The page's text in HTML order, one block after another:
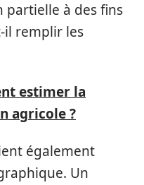
à des fins
il remplir les
estimer la
agricole ?
également
Un